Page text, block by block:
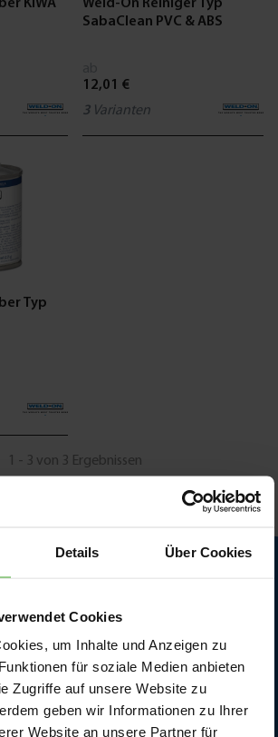
Details Über Cookies
Cookies
um Inhalte und Anzeigen zu
für soziale Medien anbieten
Zugriffe auf unsere Website zu
geben wir Informationen zu Ihrer
Website an unsere Partner für
KIWA
Weld-On Reiniger Typ
SabaClean PVC & ABS
12,01 €
3 Varianten
Typ
1 - 3 von 3 Ergebnissen